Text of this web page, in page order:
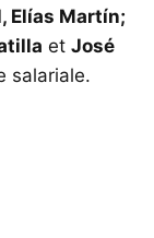
Elías Martín;
et José
salariale.